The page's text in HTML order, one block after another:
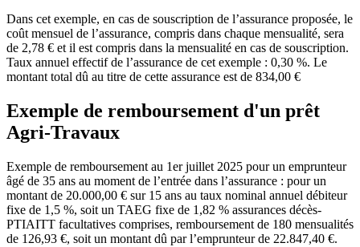
Dans cet exemple, en cas de souscription de l’assurance proposée, le
coût mensuel de l’assurance, compris dans chaque mensualité, sera
de 2,78 € et il est compris dans la mensualité en cas de souscription.
Taux annuel effectif de l’assurance de cet exemple : 0,30 %. Le
montant total dû au titre de cette assurance est de 834,00 €
Exemple de remboursement d'un prêt
Agri-Travaux
Exemple de remboursement au 1er juillet 2025 pour un emprunteur
âgé de 35 ans au moment de l’entrée dans l’assurance : pour un
montant de 20.000,00 € sur 15 ans au taux nominal annuel débiteur
fixe de 1,5 %, soit un TAEG fixe de 1,82 % assurances décès-
PTIAITT facultatives comprises, remboursement de 180 mensualités
de 126,93 €, soit un montant dû par l’emprunteur de 22.847,40 €.